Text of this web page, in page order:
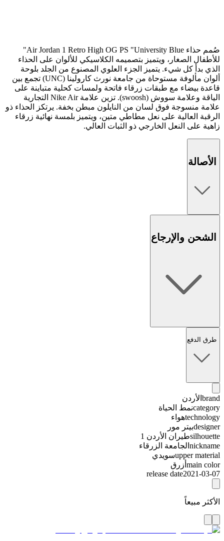
صُمم حذاء Air Jordan 1 Retro High OG PS "University Blue"
للأطفال الصغار، ويتميز بتصميمه الكلاسيكي للألوان على الحذاء
الذي بدأ كل شيء. يتميز الجزء العلوي المصنوع من الجلد بلوحة
ألوان مألوفة مستوحاة من جامعة نورث كارولينا (UNC) تجمع بين
قاعدة بيضاء مع طبقات زرقاء فاتحة ولمسات كحلية متباينة على
الياقة وعلامة سووش (swoosh). تزين علامة Nike Air التجارية
علامة منسوجة فوق لسان من النايلون مبطن بخفة. يرتكز الحذاء ذو
الرقبة العالية على نعل مطاطي متين، ويتميز بلمسة نهائية زرقاء
زاهية على النعل الخارجي ذو الثبات العالي.
الأصالة
الشحن والإرجاع
طرق الدفع
brand الأردن
categoryنمط الحياة
technologyهواء
designerبيتر مور
silhouetteطيران الأردن 1
nickname الجامعة الزرقاء
upper materialسويدي
main color أزرق
release date2021-03-07
الأكثر مبيعاً